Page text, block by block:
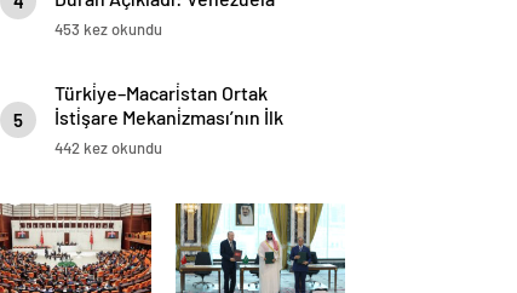
Cumhurbaşkanı Vekili Delcy
453 kez okundu
5
Türki̇ye–Macari̇stan Ortak
İsti̇şare Mekani̇zması’nın İlk
Toplantısı 8 Aralık’ta İstanbul’da
442 kez okundu